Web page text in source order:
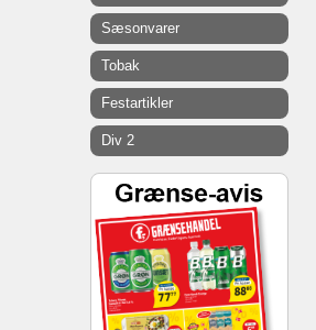
Sæsonvarer
Tobak
Festartikler
Div 2